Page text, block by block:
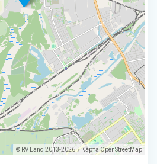
© RV Land 2013-2026 | Карта OpenStreetMap